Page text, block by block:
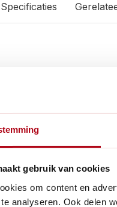
gebruik van cookies
om content en
analyseren. Ook delen
Specificaties
mee te kunnen
tuinafval geschikt.
stevige hulp in de tuin.